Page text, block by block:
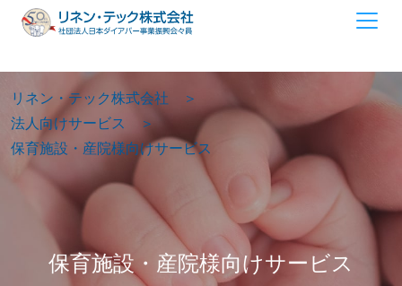
リネン・テック株式会社
法人向けサービス
保育施設・産院様向けサービス
保育施設・産院様向けサービス